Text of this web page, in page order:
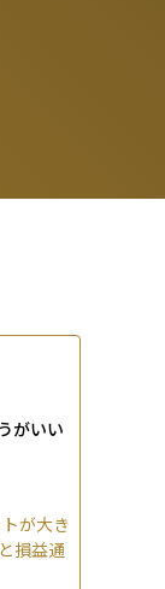
がいい
が大き
損益通